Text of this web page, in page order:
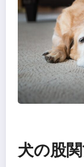
犬の股